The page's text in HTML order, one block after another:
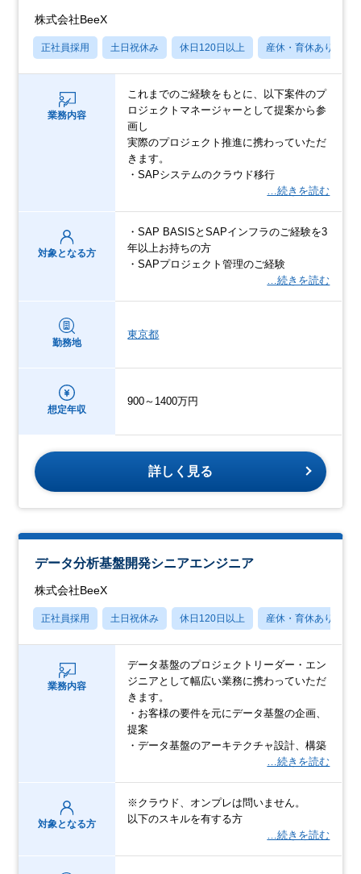
株式会社BeeX
正社員採用 土日祝休み 休日120日以上 産休・育休あり
業務内容
これまでのご経験をもとに、以下案件のプ
ロジェクトマネージャーとして提案から参
画し
実際のプロジェクト推進に携わっていただ
きます。
・SAPシステムのクラウド移行
…続きを読む
対象となる方
・SAP BASISとSAPインフラのご経験を3
年以上お持ちの方
・SAPプロジェクト管理のご経験
…続きを読む
勤務地
東京都
想定年収
900～1400万円
詳しく見る
データ分析基盤開発シニアエンジニア
株式会社BeeX
正社員採用 土日祝休み 休日120日以上 産休・育休あり
業務内容
データ基盤のプロジェクトリーダー・エン
ジニアとして幅広い業務に携わっていただ
きます。
・お客様の要件を元にデータ基盤の企画、
提案
・データ基盤のアーキテクチャ設計、構築
…続きを読む
対象となる方
※クラウド、オンプレは問いません。
以下のスキルを有する方
…続きを読む